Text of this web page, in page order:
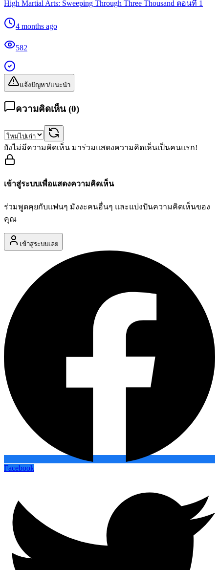
High Martial Arts: Sweeping Through Three Thousand ตอนที่ 1
4 months ago
582
แจ้งปัญหา/แนะนำ
ความคิดเห็น (0)
ยังไม่มีความคิดเห็น มาร่วมแสดงความคิดเห็นเป็นคนแรก!
เข้าสู่ระบบเพื่อแสดงความคิดเห็น
ร่วมพูดคุยกับแฟนๆ มังงะคนอื่นๆ และแบ่งปันความคิดเห็นของ
คุณ
เข้าสู่ระบบเลย
Facebook